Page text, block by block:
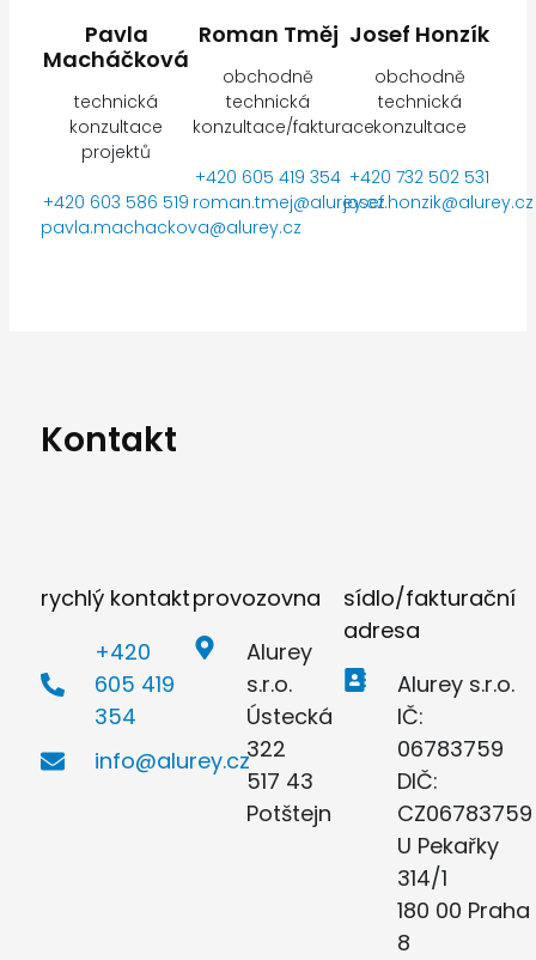
Pavla
Macháčková
technická
konzultace
projektů
+420 603 586 519
pavla.machackova@alurey.cz
Roman Tměj
obchodně
technická
konzultace/fakturace
+420 605 419 354
roman.tmej@alurey.cz
Josef Honzík
obchodně
technická
konzultace
+420 732 502 531
josef.honzik@alurey.cz
Kontakt
rychlý kontakt
+420
605 419
354
info@alurey.cz
provozovna
Alurey
s.r.o.
Ústecká
322
517 43
Potštejn
sídlo/fakturační
adresa
Alurey s.r.o.
IČ:
06783759
DIČ:
CZ06783759
U Pekařky
314/1
180 00 Praha
8